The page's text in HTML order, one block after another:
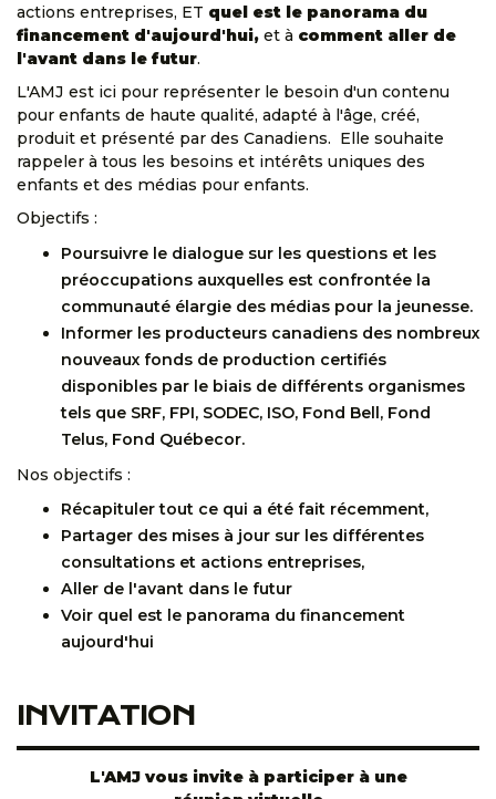
actions entreprises, ET quel est le panorama du
financement d'aujourd'hui, et à comment aller de
l'avant dans le futur.
L'AMJ est ici pour représenter le besoin d'un contenu
pour enfants de haute qualité, adapté à l'âge, créé,
produit et présenté par des Canadiens. Elle souhaite
rappeler à tous les besoins et intérêts uniques des
enfants et des médias pour enfants.
Objectifs :
Poursuivre le dialogue sur les questions et les
préoccupations auxquelles est confrontée la
communauté élargie des médias pour la jeunesse.
Informer les producteurs canadiens des nombreux
nouveaux fonds de production certifiés
disponibles par le biais de différents organismes
tels que SRF, FPI, SODEC, ISO, Fond Bell, Fond
Telus, Fond Québecor.
Nos objectifs :
Récapituler tout ce qui a été fait récemment,
Partager des mises à jour sur les différentes
consultations et actions entreprises,
Aller de l'avant dans le futur
Voir quel est le panorama du financement
aujourd'hui
INVITATION
L'AMJ vous invite à participer à une